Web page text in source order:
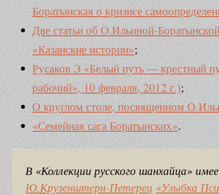
Боратынская о кризисе
Две статьи об О.Ильиной-
«Казанские истории»;
Русаков Э «Белый путь — крестный
рабочий», 10 февраля, 2012 г.);
О круглом столе, посвященном
«Семейная сага Боратынских».
В «Коллекции русского шанхайца»
Ю.Крузенштерн-Петерец «Улыбка